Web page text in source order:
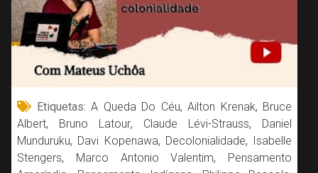
Etiquetas:A Queda Do Céu,Ailton Krenak, Bruce
Albert, Bruno Latour, Claude Lévi-Strauss, Daniel
Munduruku, Davi Kopenawa, Decolonialidade,
Isabelle
Stengers, Marco Antonio Valentim, Pensamento